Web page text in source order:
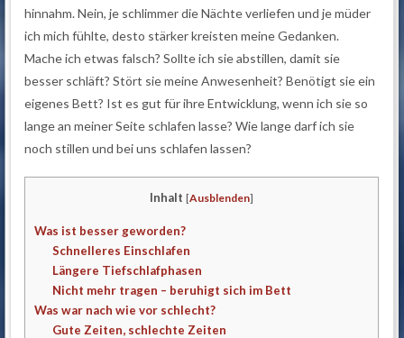
hinnahm. Nein, je schlimmer die Nächte verliefen und je müder
ich mich fühlte, desto stärker kreisten meine Gedanken.
Mache ich etwas falsch? Sollte ich sie abstillen, damit sie
besser schläft? Stört sie meine Anwesenheit? Benötigt sie ein
eigenes Bett? Ist es gut für ihre Entwicklung, wenn ich sie so
lange an meiner Seite schlafen lasse? Wie lange darf ich sie
noch stillen und bei uns schlafen lassen?
Inhalt [Ausblenden]
Was ist besser geworden?
Schnelleres Einschlafen
Längere Tiefschlafphasen
Nicht mehr tragen – beruhigt sich im Bett
Was war nach wie vor schlecht?
Gute Zeiten, schlechte Zeiten